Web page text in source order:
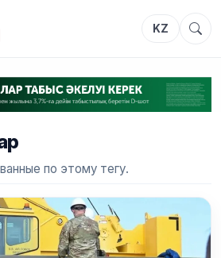
KZ
по этому тегу.